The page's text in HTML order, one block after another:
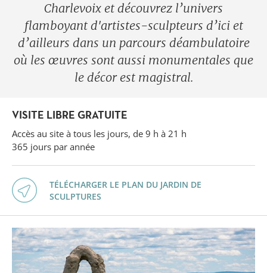
Charlevoix et découvrez l’univers
flamboyant d'artistes-sculpteurs d’ici et
d’ailleurs dans un parcours déambulatoire
où les œuvres sont aussi monumentales que
le décor est magistral.
VISITE LIBRE GRATUITE
Accès au site à tous les jours, de 9 h à 21 h
365 jours par année
TÉLÉCHARGER LE PLAN DU JARDIN DE
SCULPTURES